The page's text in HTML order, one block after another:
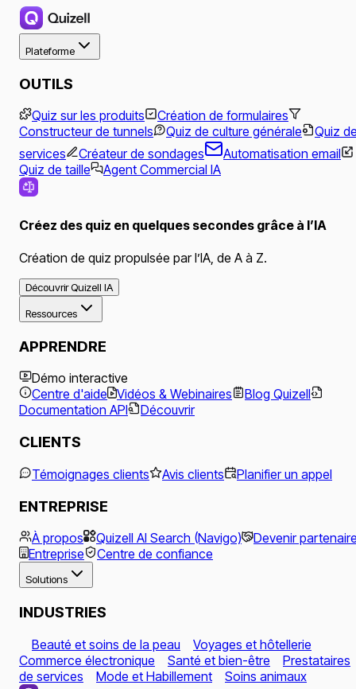
Plateforme
OUTILS
Quiz sur les produits
Création de formulaires
Constructeur de tunnels
Quiz de culture générale
Quiz
services
Créateur de sondages
Automatisation email
Quiz de taille
Agent Commercial IA
Créez des quiz en quelques secondes grâce à l’IA
Création de quiz propulsée par l’IA, de A à Z.
Découvrir Quizell IA
Ressources
APPRENDRE
Démo interactive
Centre d'aide
Vidéos & Webinaires
Blog Quizell
Documentation API
Découvrir
CLIENTS
Témoignages clients Avis clients Planifier un appel
ENTREPRISE
À propos Quizell AI Search (Navigo)
Devenir
Entreprise
Centre de confiance
Solutions
INDUSTRIES
Beauté et soins de la peau
Voyages et hôtellerie
Commerce électronique
Santé et bien-être
Prestataires
de services
Mode et Habillement Soins animaux